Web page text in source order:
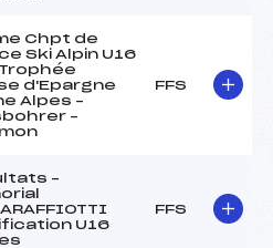
Chpt de
Ski Alpin U16
Trophée
d'Epargne
Alpes –
–
FFS
–
U16
FFS